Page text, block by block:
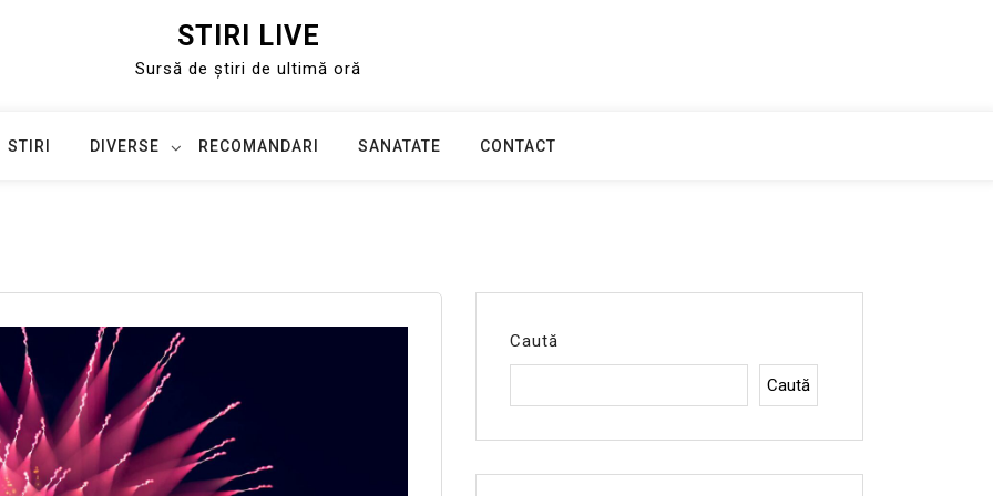
STIRI LIVE
Sursă de știri de ultimă oră
STIRI DIVERSE RECOMANDARI SANATATE CONTACT
Caută
Caută